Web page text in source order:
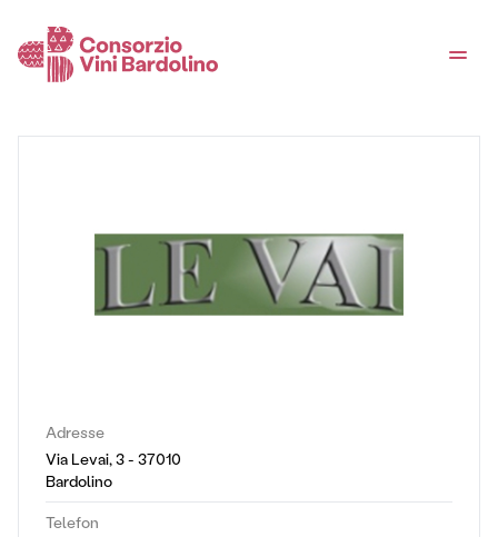
Adresse
Via Levai, 3 - 37010
Bardolino
Telefon